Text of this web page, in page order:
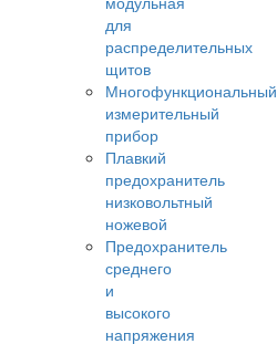
для
распределительных
щитов
Многофункциональный
измерительный
прибор
Плавкий
предохранитель
низковольтный
ножевой
Предохранитель
среднего
и
высокого
напряжения